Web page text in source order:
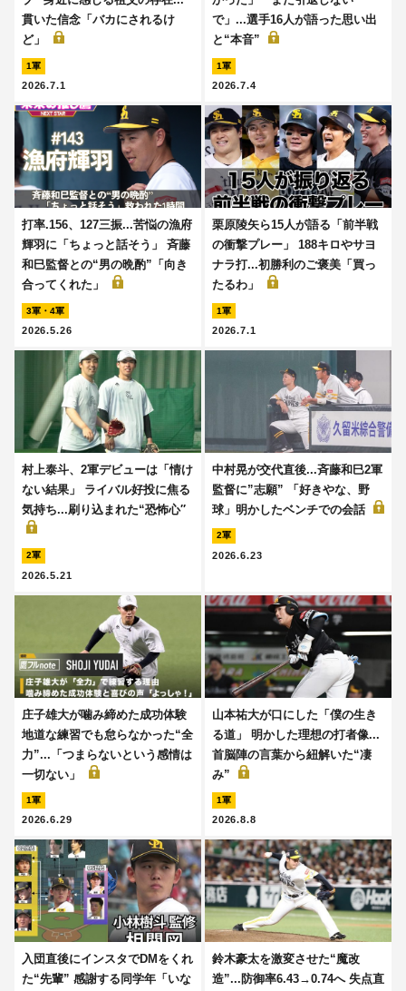
貫いた信念「バカにされるけ
ど」
1軍
2026.7.1
で」...選手16人が語った思い出
と“本音”
1軍
2026.7.4
打率.156、127三振...苦悩の漁府
輝羽に「ちょっと話そう」 斉藤
和巳監督との“男の晩酌”「向き
合ってくれた」
3軍・4軍
2026.5.26
栗原陵矢ら15人が語る「前半戦
の衝撃プレー」 188キロやサヨ
ナラ打...初勝利のご褒美「買っ
たるわ」
1軍
2026.7.1
村上泰斗、2軍デビューは「情け
ない結果」 ライバル好投に焦る
気持ち...刷り込まれた“恐怖心′′
2軍
2026.5.21
中村晃が交代直後...斉藤和巳2軍
監督に”志願” 「好きやな、野
球」明かしたベンチでの会話
2軍
2026.6.23
庄子雄大が噛み締めた成功体験
地道な練習でも怠らなかった“全
力”...「つまらないという感情は
一切ない」
1軍
2026.6.29
山本祐大が口にした「僕の生き
る道」 明かした理想の打者像...
首脳陣の言葉から紐解いた“凄
み”
1軍
2026.8.8
入団直後にインスタでDMをくれ
た“先輩” 感謝する同学年「いな
鈴木豪太を激変させた“魔改
造”...防御率6.43→0.74へ 失点直